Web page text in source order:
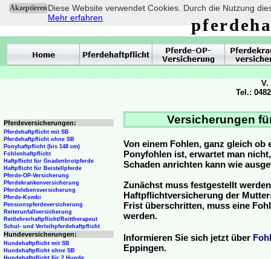
AkzeptierenDiese Website verwendet Cookies. Durch die Nutzung
Mehr erfahren
Versicherungen
Von einem Fohlen, ganz gleich ob
Ponyfohlen ist, erwartet man
Schaden anrichten kann wie
Zunächst muss festgestellt
Haftpflichtversicherung der
Frist überschritten, muss eine
werden.
Informieren Sie sich jetzt über
Eppingen.
Pferdeversicherungen:
Pferdehaftpflicht mit SB
Pferdehaftpflicht ohne SB
Ponyhaftpflicht (bis 148 cm)
Fohlenhaftpflicht
Haftpflicht für Gnadenbrotpferde
Haftpflicht für Beistellpferde
Pferde-OP-Versicherung
Pferdekrankenversicherung
Pferdelebensversicherung
Pferde-Kombi
Pensionspferdeversicherung
Reiterunfallversicherung
Reitlehrerhaftpflicht/Reittherapeut
Schul- und Verleihpferdehaftpflicht
Hundeversicherungen:
Hundehaftpflicht mit SB
Hundehaftpflicht ohne SB
V.
Tel.: